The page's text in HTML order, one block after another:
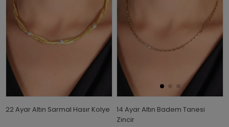
22 Ayar Altın Sarmal Hasır Kolye
14 Ayar Altın Badem Tanesi
Zincir